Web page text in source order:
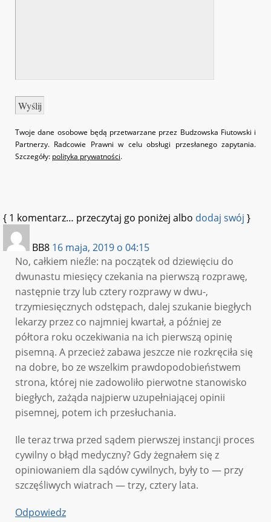
Twoje dane osobowe będą przetwarzane przez Budzowska Fiutowski i
Partnerzy. Radcowie Prawni w celu obsługi przesłanego zapytania.
Szczegóły: polityka prywatności.
{ 1 komentarz… przeczytaj go poniżej albo dodaj swój }
BB8 16 maja, 2019 o 04:15
No, całkiem nieźle: na początek od dziewięciu do
dwunastu miesięcy czekania na pierwszą rozprawę,
następnie trzy lub cztery rozprawy w dwu-,
trzymiesięcznych odstępach, dalej szukanie biegłych
lekarzy przez co najmniej kwartał, a później ze
półtora roku oczekiwania na ich pierwszą opinię
pisemną. A przecież zabawa jeszcze nie rozkręciła się
na dobre, bo ze wszelkim prawdopodobieństwem
strona, której nie zadowoliło pierwotne stanowisko
biegłych, zażąda najpierw uzupełniającej opinii
pisemnej, potem ich przesłuchania.
Ile teraz trwa przed sądem pierwszej instancji proces
cywilny o błąd medyczny? Gdy żegnałem się z
opiniowaniem dla sądów cywilnych, były to — przy
szczęśliwych wiatrach — trzy, cztery lata.
Odpowiedz